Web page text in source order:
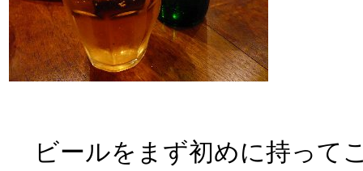
ビールをまず初めに持って